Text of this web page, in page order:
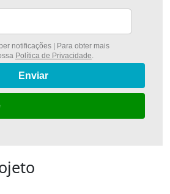
notificações | Para obter mais
Política de Privacidade.
Enviar